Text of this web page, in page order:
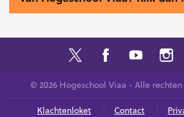
© 2026 Hogeschool Viaa - Alle
Klachtenloket Contact